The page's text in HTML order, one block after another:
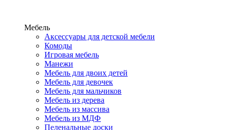
Мебель
Аксессуары для детской мебели
Комоды
Игровая мебель
Манежи
Мебель для двоих детей
Мебель для девочек
Мебель для мальчиков
Мебель из дерева
Мебель из массива
Мебель из МДФ
Пеленальные доски